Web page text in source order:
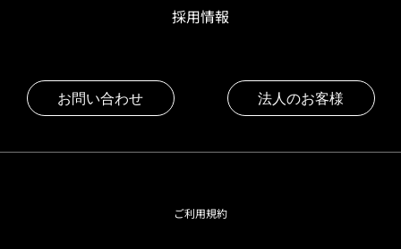
採用情報
お問い合わせ 法人のお客様
ご利用規約